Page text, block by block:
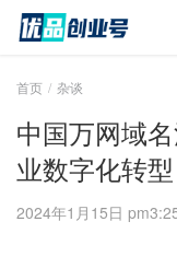
首页 杂谈
中国万网域
业数字化转型
2024年1月15日